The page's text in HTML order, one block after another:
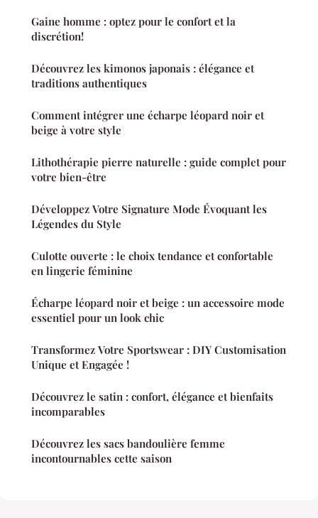
Gaine homme : optez pour le confort et la
discrétion!
Découvrez les kimonos japonais : élégance et
traditions authentiques
Comment intégrer une écharpe léopard noir et
beige à votre style
Lithothérapie pierre naturelle : guide complet pour
votre bien-être
Développez Votre Signature Mode Évoquant les
Légendes du Style
Culotte ouverte : le choix tendance et confortable
en lingerie féminine
Écharpe léopard noir et beige : un accessoire mode
essentiel pour un look chic
Transformez Votre Sportswear : DIY Customisation
Unique et Engagée !
Découvrez le satin : confort, élégance et bienfaits
incomparables
Découvrez les sacs bandoulière femme
incontournables cette saison